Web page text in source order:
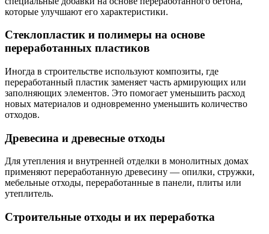
которые улучшают его характеристики.
Стеклопластик и полимеры на основе
переработанных пластиков
Иногда в строительстве используют композиты, где
переработанный пластик заменяет часть армирующих или
заполняющих элементов. Это помогает уменьшить расход
новых материалов и одновременно уменьшить количество
отходов.
Древесина и древесные отходы
Для утепления и внутренней отделки в монолитных домах
применяют переработанную древесину — опилки, стружки,
мебельные отходы, переработанные в панели, плиты или
утеплитель.
Строительные отходы и их переработка